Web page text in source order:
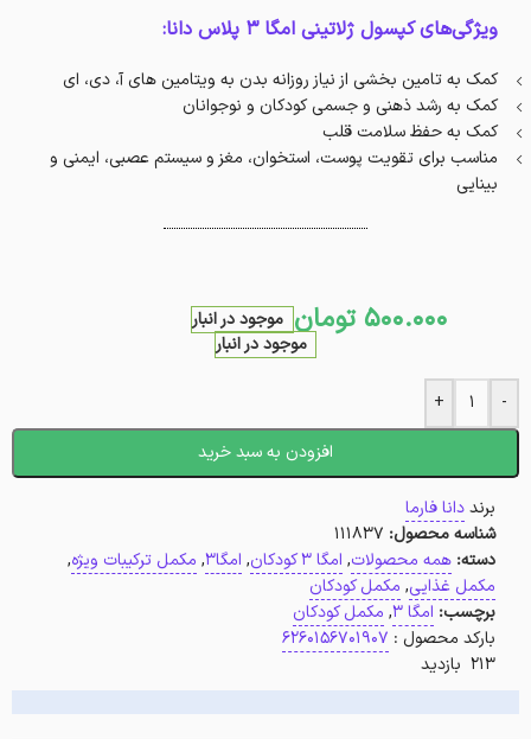
ویژگی‌های کپسول ژلاتینی امگا 3 پلاس دانا:
کمک به تامین بخشی از نیاز روزانه بدن به ویتامین‌ های آ، دی، ای
کمک به رشد ذهنی و جسمی کودکان و نوجوانان
کمک به حفظ سلامت قلب
مناسب برای تقویت پوست، استخوان، مغز و سیستم عصبی، ایمنی و
بینایی
500.000 تومان موجود در انبار
موجود در انبار
-
+
افزودن به سبد خرید
برنددانا فارما
شناسه محصول: 111837
دسته: همه محصولات, امگا 3 کودکان , امگا3 , مکمل ترکیبات ویژه,
مکمل غذایی, مکمل کودکان
برچسب: امگا 3 , مکمل کودکان
بارکد محصول : 6260156701907
213 بازدید